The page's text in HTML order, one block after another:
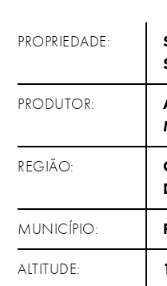
PROPRIEDADE:
PRODUTOR:
REGIÃO:
MUNICÍPIO:
ALTITUDE: